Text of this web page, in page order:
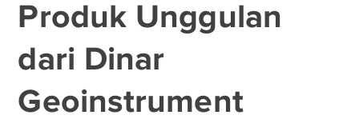
Produk Unggulan
dari Dinar
Geoinstrument